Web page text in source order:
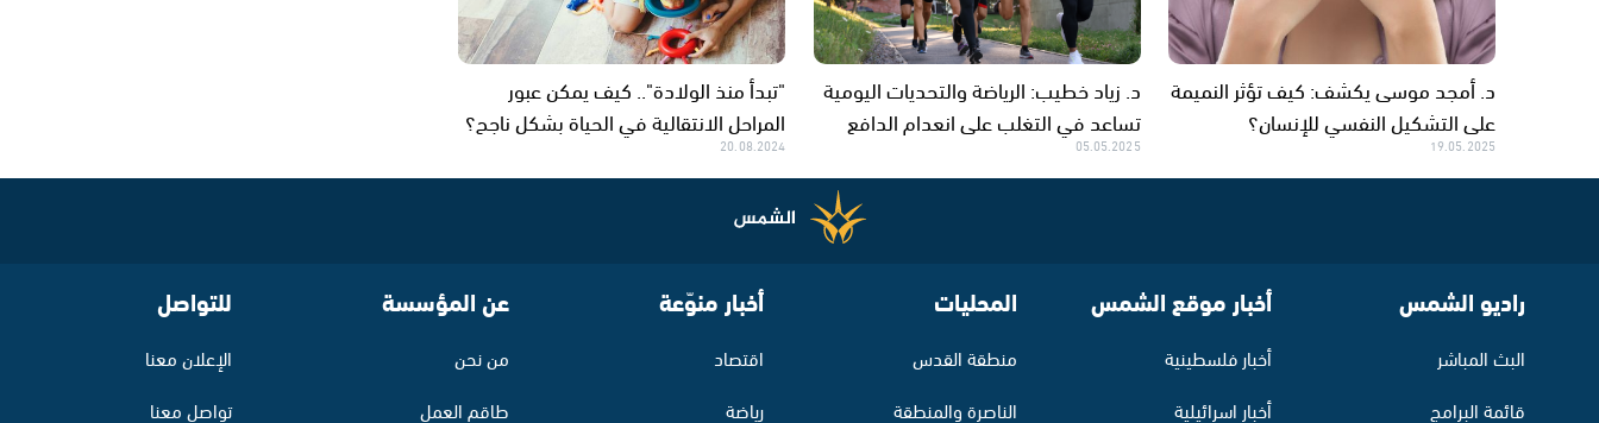
د. أمجد موسى يكشف: كيف تؤثر النميمة
على التشكيل النفسي للإنسان؟
19.05.2025
د. زياد خطيب: الرياضة والتحديات اليومية
تساعد في التغلب على انعدام الدافع
05.05.2025
"تبدأ منذ الولادة".. كيف يمكن عبور
المراحل الانتقالية في الحياة بشكل ناجح؟
20.08.2024
راديو الشمس
البث المباشر
قائمة البرامج
أخبار موقع الشمس
أخبار فلسطينية
أخبار اسرائيلية
المحليات
منطقة القدس
الناصرة والمنطقة
أخبار منوّعة
اقتصاد
رياضة
عن المؤسسة
من نحن
طاقم العمل
للتواصل
الإعلان معنا
تواصل معنا